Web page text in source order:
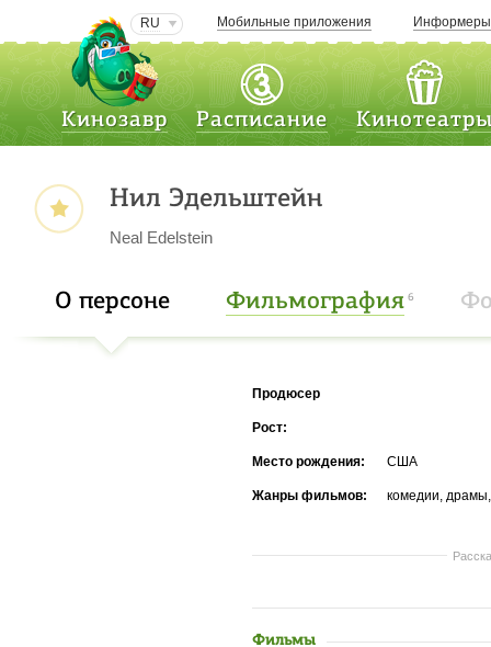
RU Мобильные приложения Информеры
Кинозавр Расписание
Нил Эдельштейн
Neal Edelstein
О персоне Фильмография 6
Продюсер
Рост:
Место рождения: США
Жанры фильмов: комедии,
Фильмы